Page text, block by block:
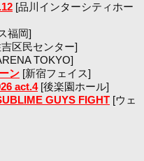
[品川インターシティホー
福岡]
区民センター]
TOKYO]
ン [新宿フェイス]
act.4[後楽園ホール]
GUYS FIGHT [ウェ